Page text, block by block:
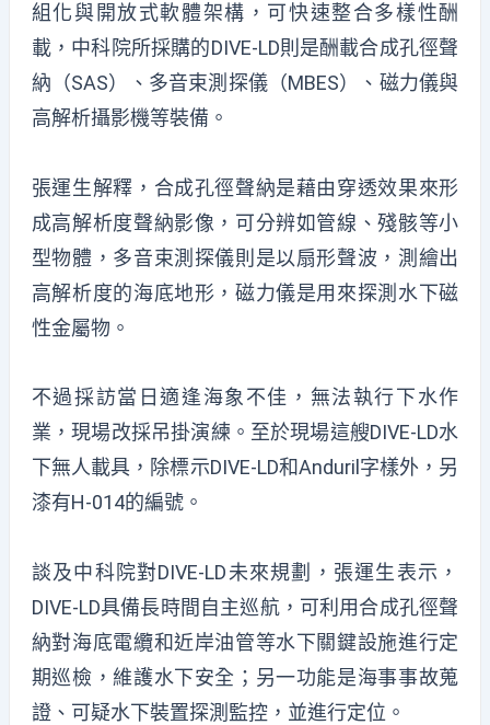
組化與開放式軟體架構，可快速整合多樣性酬
載，中科院所採購的DIVE-LD則是酬載合成孔徑聲
納（SAS）、多音束測探儀（MBES）、磁力儀與
高解析攝影機等裝備。
張運生解釋，合成孔徑聲納是藉由穿透效果來形
成高解析度聲納影像，可分辨如管線、殘骸等小
型物體，多音束測探儀則是以扇形聲波，測繪出
高解析度的海底地形，磁力儀是用來探測水下磁
性金屬物。
不過採訪當日適逢海象不佳，無法執行下水作
業，現場改採吊掛演練。至於現場這艘DIVE-LD水
下無人載具，除標示DIVE-LD和Anduril字樣外，另
漆有H-014的編號。
談及中科院對DIVE-LD未來規劃，張運生表示，
DIVE-LD具備長時間自主巡航，可利用合成孔徑聲
納對海底電纜和近岸油管等水下關鍵設施進行定
期巡檢，維護水下安全；另一功能是海事事故蒐
證、可疑水下裝置探測監控，並進行定位。